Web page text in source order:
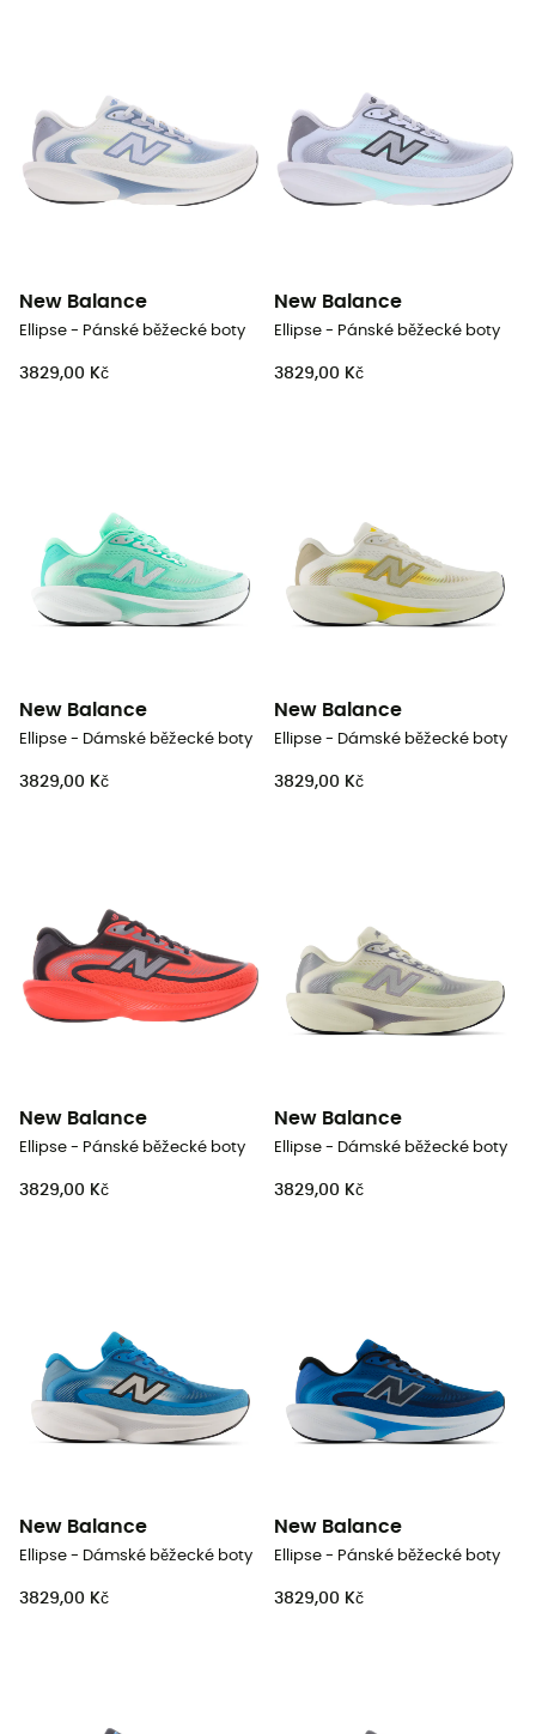
New Balance
Ellipse - Pánské běžecké boty
3829,00 Kč
New Balance
Ellipse - Pánské běžecké boty
3829,00 Kč
New Balance
Ellipse - Dámské běžecké boty
3829,00 Kč
New Balance
Ellipse - Dámské běžecké boty
3829,00 Kč
New Balance
Ellipse - Pánské běžecké boty
3829,00 Kč
New Balance
Ellipse - Dámské běžecké boty
3829,00 Kč
New Balance
Ellipse - Dámské běžecké boty
3829,00 Kč
New Balance
Ellipse - Pánské běžecké boty
3829,00 Kč